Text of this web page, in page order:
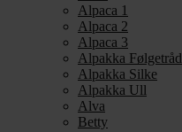
Alpaca 1
Alpaca 2
Alpaca 3
Alpakka Følgetråd
Alpakka Silke
Alpakka Ull
Alva
Betty